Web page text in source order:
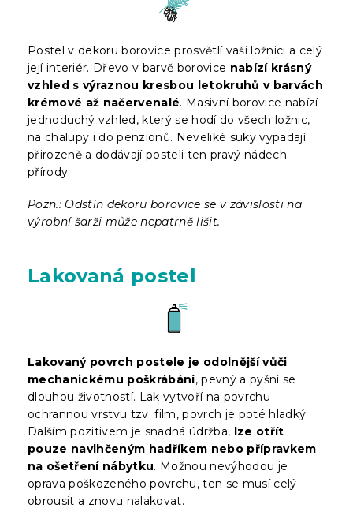
Postel v dekoru borovice prosvětlí vaši ložnici a celý
její interiér. Dřevo v barvě borovice nabízí krásný
vzhled s výraznou kresbou letokruhů v barvách
krémové až načervenalé. Masivní borovice nabízí
jednoduchý vzhled, který se hodí do všech ložnic,
na chalupy i do penzionů. Neveliké suky vypadají
přirozeně a dodávají posteli ten pravý nádech
přírody.
Pozn.: Odstín dekoru borovice se v závislosti na
výrobní šarži může nepatrně lišit.
Lakovaná postel
Lakovaný povrch postele je odolnější vůči
mechanickému poškrábání, pevný a pyšní se
dlouhou životností. Lak vytvoří na povrchu
ochrannou vrstvu tzv. film, povrch je poté hladký.
Dalším pozitivem je snadná údržba, lze otřít
pouze navlhčeným hadříkem nebo přípravkem
na ošetření nábytku. Možnou nevýhodou je
oprava poškozeného povrchu, ten se musí celý
obrousit a znovu nalakovat.